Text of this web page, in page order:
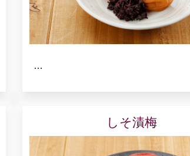
…
しそ漬梅